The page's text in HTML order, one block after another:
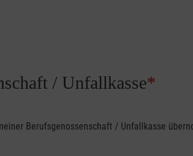
/ Unfallkasse*
Berufsgenossenschaft / Unfallkasse